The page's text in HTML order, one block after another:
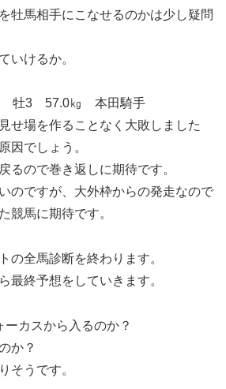
牡馬相手にこなせるのかは少し疑問
いけるか。
牡3 57.0㎏ 本田騎手
せ場を作ることなく大敗しました
因でしょう。
るので巻き返しに期待です。
のですが、大外枠からの発走なので
競馬に期待です。
の全馬診断を終わります。
最終予想をしていきます。
カスから入るのか？
か？
そうです。